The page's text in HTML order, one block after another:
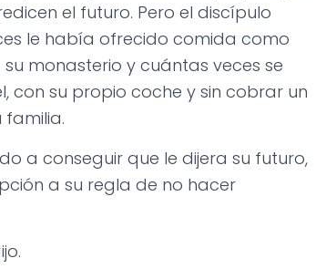
el futuro. Pero el discípulo
le había ofrecido comida como
monasterio y cuántas veces se
su propio coche y sin cobrar un
a conseguir que le dijera su futuro,
a su regla de no hacer